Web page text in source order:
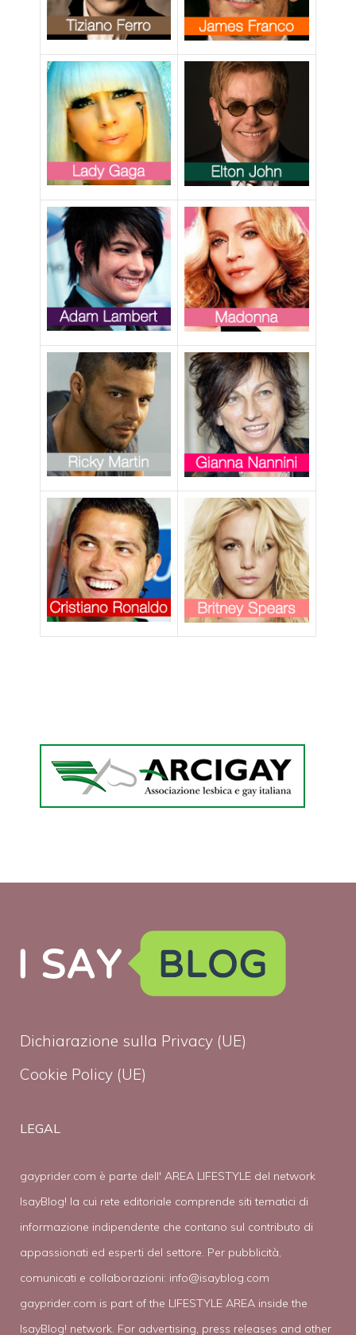
Dichiarazione sulla Privacy (UE)
Cookie Policy (UE)
LEGAL
gayprider.com è parte dell' AREA LIFESTYLE del network
IsayBlog! la cui rete editoriale comprende siti tematici di
informazione indipendente che contano sul contributo di
appassionati ed esperti del settore. Per pubblicità,
comunicati e collaborazioni: info@isayblog.com
gayprider.com is part of the LIFESTYLE AREA inside the
IsayBlog! network. For advertising, press releases and other